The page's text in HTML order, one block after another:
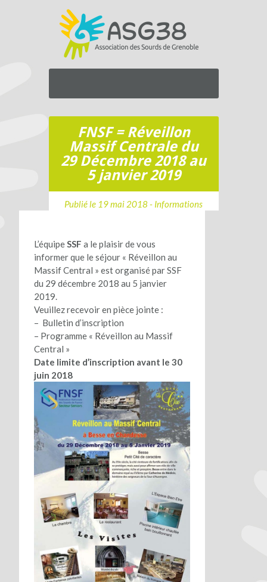
FNSF = Réveillon
Massif Centrale du
29 Décembre 2018 au
5 janvier 2019
Publié le 19 mai 2018 - Informations
L’équipeSSF a le plaisir de vous
informer que le séjour « Réveillon au
Massif Central » est organisé par SSF
du 29 décembre 2018 au 5 janvier
2019.
Veuillez recevoir en pièce jointe :
– Bulletin d’inscription
– Programme « Réveillon au Massif
Central »
Date limite d’inscription avant le 30
juin 2018